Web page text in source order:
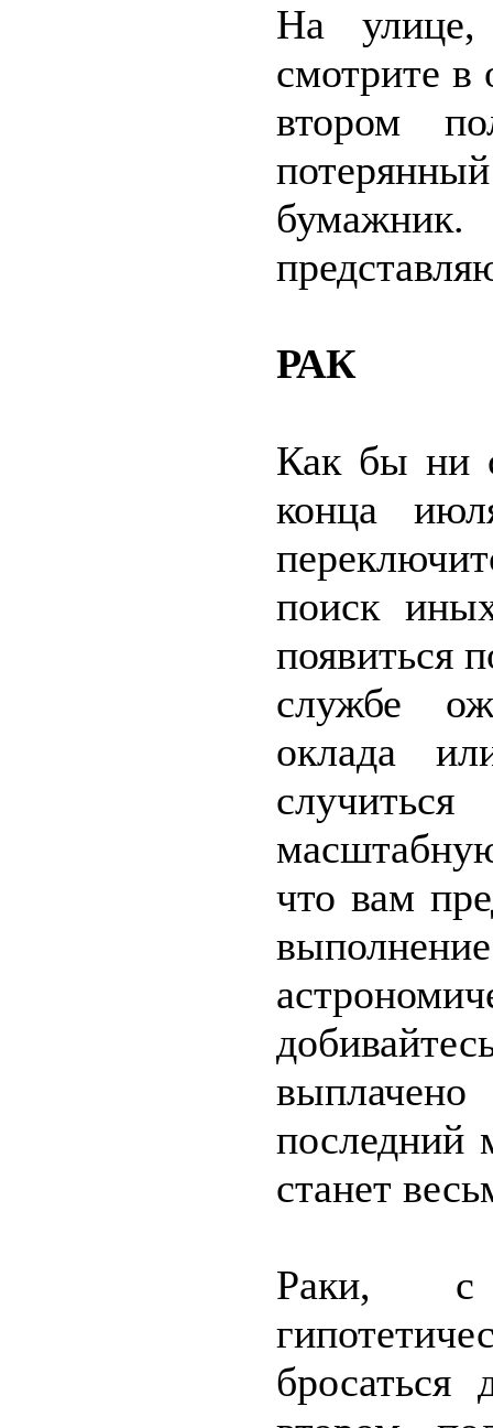
На улице,
смотрите в
втором
РАК
Как бы ни
конца
поиск
появиться
службе
оклада
что вам
последний
станет
Раки, с